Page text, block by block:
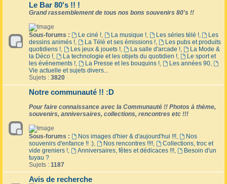
Le Bar 80's !! !
Grand rassemblement de tous nos bons souvenirs 80's !!
Sous-forums : Le ciné !, La musique !, Les séries télé !,
Les
dessins animés !, La Télé et ses émissions !,
Les pubs et produits
quotidiens !, Les jeux & jouets !, La salle d'arcade !,
La Mode &
la Déco !, La technologie et les objets du quotidien !,
Le sport et
les événements !, La Presse et les bouquins !, Les années 90,
Vie actuelle et sujets divers...
Sujets : 3820
Notre communauté !! :D
Pour faire connaissance avec la Communauté !! Photos à thème,
souvenirs, anniversaires, collections, rencontres etc !!!
Sous-forums : Nos images d'hier & d'aujourd'hui !!!,
Nos
souvenirs d'enfance !! :), Nos rencontres !!!!,
Collections, troc et
vide greniers !, Anniversaires, fêtes et dédicaces !!!,
Besoin d'un
tuyau ?
Sujets : 1187
Avis de recherche